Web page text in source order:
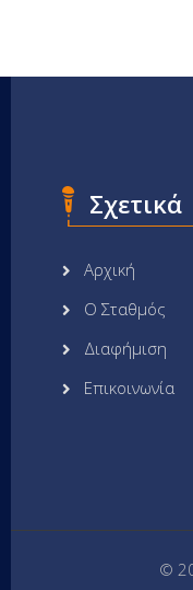
Σχετικά
Αρχική
Ο Σταθμός
Διαφήμιση
Επικοινωνία
©